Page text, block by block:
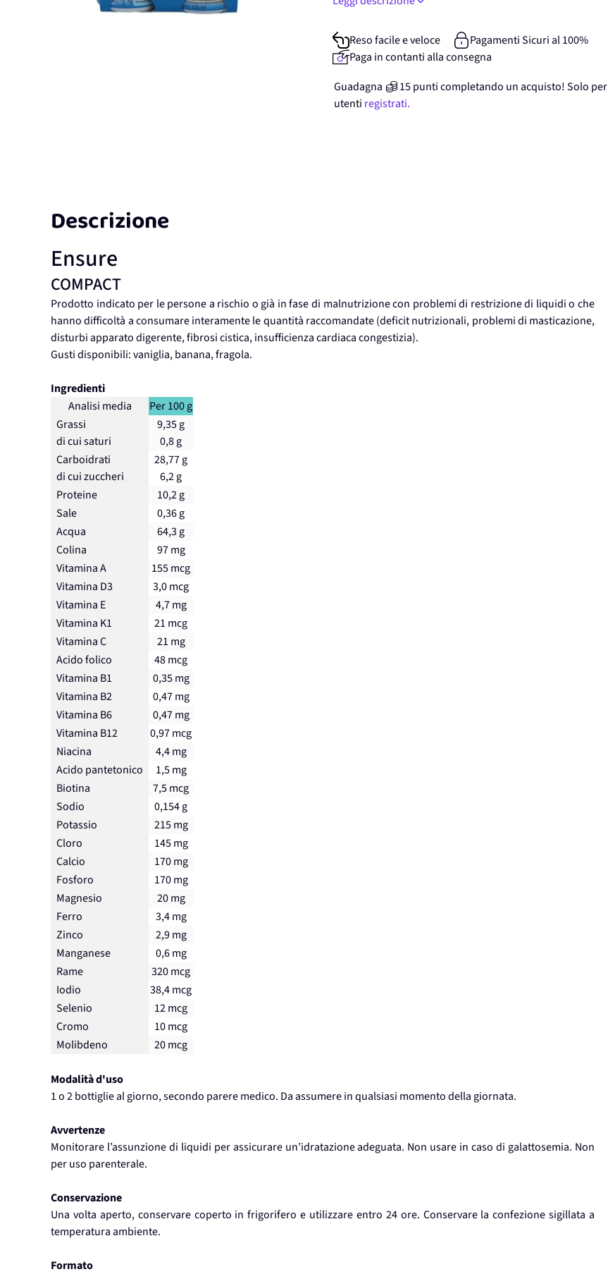
Reso facile e veloce
Pagamenti Sicuri al 100%
Paga in contanti alla consegna
Guadagna
15punticompletando un acquisto! Solo per
utenti registrati.
Descrizione
Ensure
COMPACT
Prodotto indicato per le persone a rischio o già in fase di malnutrizione con problemi di restrizione di liquidi o che
hanno difficoltà a consumare interamente le quantità raccomandate (deficit nutrizionali, problemi di masticazione,
disturbi apparato digerente, fibrosi cistica, insufficienza cardiaca congestizia).
Gusti disponibili: vaniglia, banana, fragola.
Ingredienti
Analisi media
Per 100 g
Grassi
di cui saturi
9,35 g
0,8 g
Carboidrati
di cui zuccheri
28,77 g
6,2 g
Proteine
10,2 g
Sale
0,36 g
Acqua
64,3 g
Colina
97 mg
Vitamina A
155 mcg
Vitamina D3
3,0 mcg
Vitamina E
4,7 mg
Vitamina K1
21 mcg
Vitamina C
21 mg
Acido folico
48 mcg
Vitamina B1
0,35 mg
Vitamina B2
0,47 mg
Vitamina B6
0,47 mg
Vitamina B12
0,97 mcg
Niacina
4,4 mg
Acido pantetonico
1,5 mg
Biotina
7,5 mcg
Sodio
0,154 g
Potassio
215 mg
Cloro
145 mg
Calcio
170 mg
Fosforo
170 mg
Magnesio
20 mg
Ferro
3,4 mg
Zinco
2,9 mg
Manganese
0,6 mg
Rame
320 mcg
Iodio
38,4 mcg
Selenio
12 mcg
Cromo
10 mcg
Molibdeno
20 mcg
Modalità d'uso
1 o 2 bottiglie al giorno, secondo parere medico. Da assumere in qualsiasi momento della giornata.
Avvertenze
Monitorare l’assunzione di liquidi per assicurare un’idratazione adeguata. Non usare in caso di galattosemia. Non
per uso parenterale.
Conservazione
Una volta aperto, conservare coperto in frigorifero e utilizzare entro 24 ore. Conservare la confezione sigillata a
temperatura ambiente.
Formato